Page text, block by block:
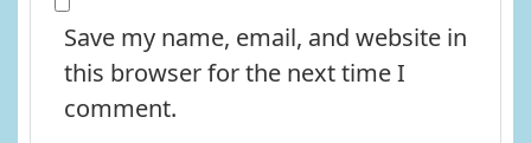
Save my name, email, and website in
this browser for the next time I
comment.